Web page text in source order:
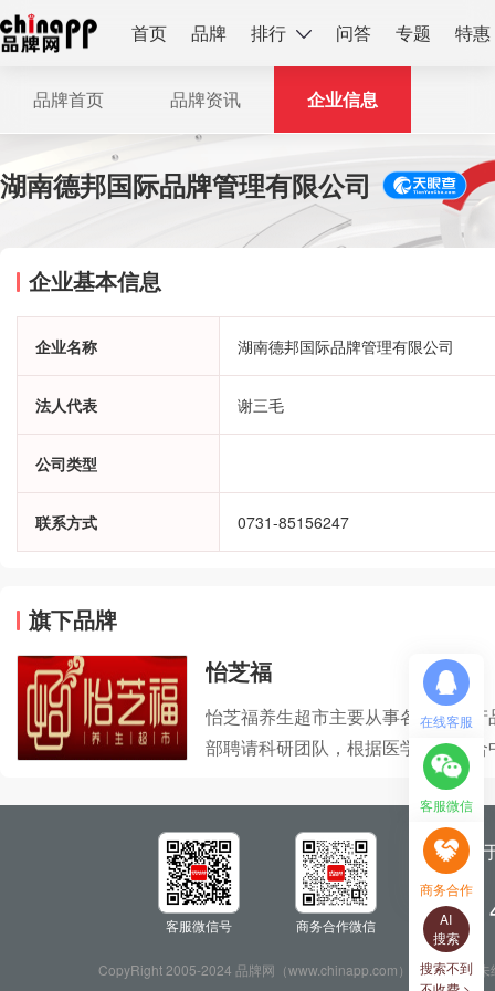
首页 品牌 排行 问答 专题 特惠
品牌首页 品牌资讯 企业信息
湖南德邦国际品牌管理有限公司
企业基本信息
企业名称 湖南德邦国际品牌管理有限公司
法人代表 谢三毛
公司类型
联系方式 0731-85156247
旗下品牌
怡芝福
怡芝福养生超市主要从事各类养生
部聘请科研团队，根据医学著作结
疗配方研发出九大系列。怡芝福养
了为消费者提供一站式服务。
客服微信号 商务合作微信
关
服务热线：
CopyRight 2005-2024 品牌网（www.chinapp.com）版权所有，
在线客服
客服微信
商务合作
AI
搜索
搜索不到